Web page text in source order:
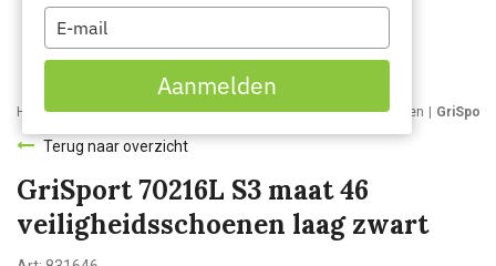
Home Webshop Werk- en veiligheidsschoenen Werkschoenen GriSport
Terug naar overzicht
GriSport 70216L S3 maat 46
veiligheidsschoenen laag zwart
name
Type
your
email
Aanmelden